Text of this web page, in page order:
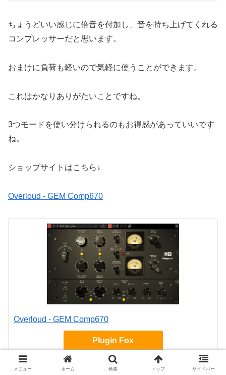
ちょうどいい感じに倍音を付加し、音を持ち上げてくれる
コンプレッサーだと思います。
おまけに負荷も軽いので気軽に使うことができます。
これはかなりありがたいことですね。
3つモードを使い分けられるのもお得感があっていいです
ね。
ショップサイトはこちら↓
Overloud - GEM Comp670
Overloud - GEM Comp670
Plugin Fox
メニュー ホーム 検索 トップ サイドバー